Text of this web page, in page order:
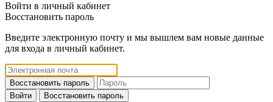
Войти в личный кабинет
Восстановить пароль
Введите электронную почту и мы вышлем вам новые данные
для входа в личный кабинет.
Восстановить пароль
Войти
Восстановить пароль